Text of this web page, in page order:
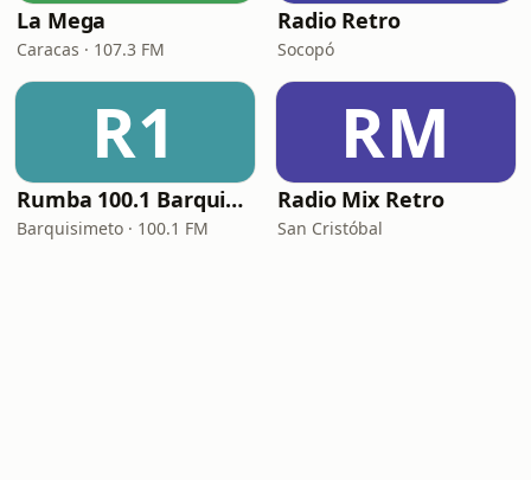
La Mega
Caracas · 107.3 FM
Radio Retro
Socopó
R1
Rumba 100.1 Barquisimeto FM
Barquisimeto · 100.1 FM
RM
Radio Mix Retro
San Cristóbal